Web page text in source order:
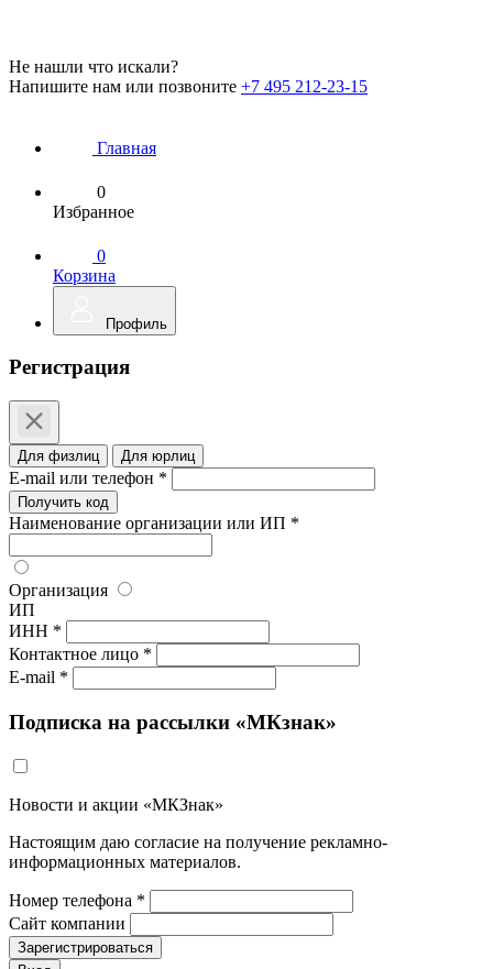
Не нашли что искали?
Напишите нам или позвоните +7 495 212-23-15
Главная
0
Избранное
0
Корзина
Профиль
Регистрация
Для физлиц Для юрлиц
E-mail или телефон *
Получить код
Наименование организации или ИП *
Организация
ИП
ИНН *
Контактное лицо *
E-mail *
Подписка на рассылки «МКзнак»
Новости и акции «МКЗнак»
Настоящим даю согласие на получение рекламно-
информационных материалов.
Номер телефона *
Сайт компании
Зарегистрироваться